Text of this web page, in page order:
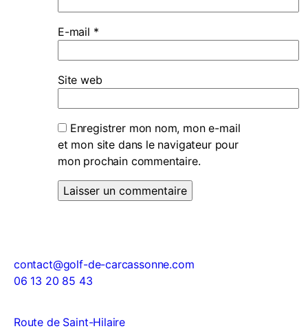
E-mail *
Site web
Enregistrer mon nom, mon e-mail
et mon site dans le navigateur pour
mon prochain commentaire.
contact@golf-de-carcassonne.com
06 13 20 85 43
Route de Saint-Hilaire